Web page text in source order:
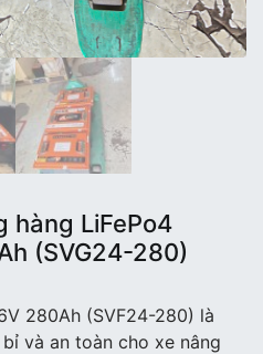
hàng LiFePo4
(SVG24-280)
280Ah (SVF24-280) là
và an toàn cho xe nâng